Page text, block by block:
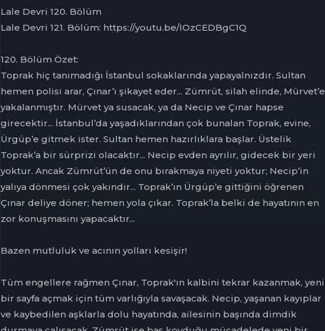
Lale Devri 120. Bölüm
Lale Devri 121. Bölüm: https://youtu.be/IOzCEDBgC1Q
120. Bölüm Özet:
Toprak hiç tanımadığı İstanbul sokaklarında yapayalnızdır. Sultan
hemen polisi arar, Çınar’ı şikayet eder... Zümrüt, silah elinde, Mürvet’e
yakalanmıştır. Mürvet ya susacak, ya da Necip ve Çınar hapse
girecektir... İstanbul’da yaşadıklarından çok bunalan Toprak, evine,
Ürgüp’e gitmek ister. Sultan hemen hazırlıklara başlar. Üstelik
Toprak’a bir sürprizi olacaktır... Necip evden ayrılır, gidecek bir yeri
yoktur. Ancak Zümrüt’ün de onu bırakmaya niyeti yoktur; Necip’in
yalıya dönmesi çok yakındır... Toprak’ın Ürgüp’e gittiğini öğrenen
Çınar deliye döner; hemen yola çıkar. Toprak’la belki de hayatının en
zor konuşmasını yapacaktır...
Bazen mutluluk ve acının yolları kesişir!
Tüm engellere rağmen Çınar, Toprak'ın kalbini tekrar kazanmak, yeni
bir sayfa açmak için tüm varlığıyla savaşacak. Necip, yaşanan kayıplar
ve kaybedilen aşklarla dolu hayatında, ailesinin başında dimdik